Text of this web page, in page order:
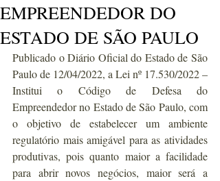
EMPREENDEDOR DO
ESTADO DE SÃO PAULO
Publicado o Diário Oficial do Estado de São
Paulo de 12/04/2022, a Lei nº 17.530/2022 –
Institui o Código de Defesa do
Empreendedor no Estado de São Paulo, com
o objetivo de estabelecer um ambiente
regulatório mais amigável para as atividades
produtivas, pois quanto maior a facilidade
para abrir novos negócios, maior será a